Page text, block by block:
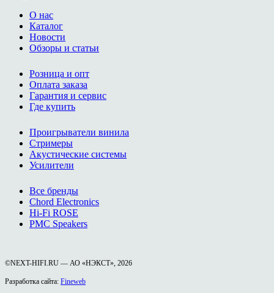
О нас
Каталог
Новости
Обзоры и статьи
Розница и опт
Оплата заказа
Гарантия и сервис
Где купить
Проигрыватели винила
Стримеры
Акустические системы
Усилители
Все бренды
Chord Electronics
Hi-Fi ROSE
PMC Speakers
©NEXT-HIFI.RU — АО «НЭКСТ», 2026
Разработка сайта: Fineweb